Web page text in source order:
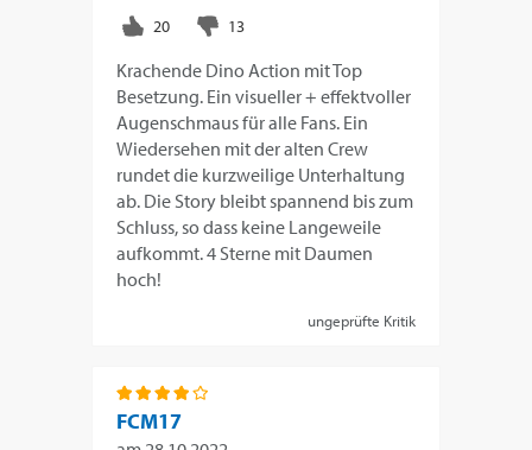
Krachende Dino Action mit Top
Besetzung. Ein visueller + effektvoller
Augenschmaus für alle Fans. Ein
Wiedersehen mit der alten Crew
rundet die kurzweilige Unterhaltung
ab. Die Story bleibt spannend bis zum
Schluss, so dass keine Langeweile
aufkommt. 4 Sterne mit Daumen
hoch!
ungeprüfte Kritik
FCM17